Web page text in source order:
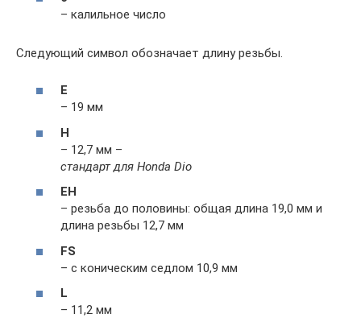
– калильное число
Следующий символ обозначает длину резьбы.
E
– 19 мм
H
– 12,7 мм –
стандарт для Honda Dio
EH
– резьба до половины: общая длина 19,0 мм и
длина резьбы 12,7 мм
FS
– с коническим седлом 10,9 мм
L
– 11,2 мм